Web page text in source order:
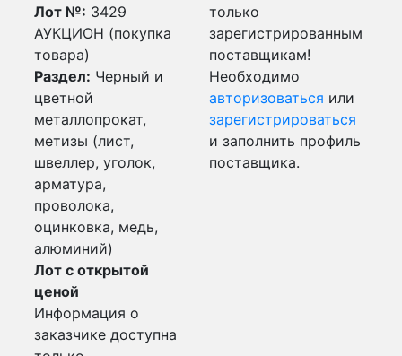
Лот №: 3429
АУКЦИОН (покупка
товара)
Раздел: Черный и
цветной
металлопрокат,
метизы (лист,
швеллер, уголок,
арматура,
проволока,
оцинковка, медь,
алюминий)
Лот с открытой
ценой
Информация о
заказчике доступна
только
зарегистрированным
поставщикам!
Необходимо
авторизоваться или
зарегистрироваться
и заполнить профиль
поставщика.